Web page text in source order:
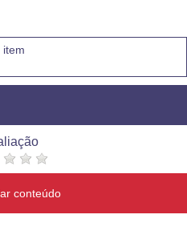
item
conteúdo